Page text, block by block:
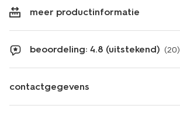
meer productinformatie
beoordeling: 4.8 (uitstekend) (20)
contactgegevens